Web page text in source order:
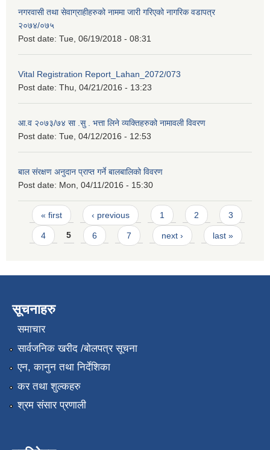
नगरवासी तथा सेवाग्राहीहरुको नाममा जारी गरिएको नागरिक वडापत्र
२०७४/०७५
Post date: Tue, 06/19/2018 - 08:31
Vital Registration Report_Lahan_2072/073
Post date: Thu, 04/21/2016 - 13:23
आ.व २०७३/७४ सा .सु . भत्ता लिने व्यक्तिहरुको नामावली विवरण
Post date: Tue, 04/12/2016 - 12:53
बाल संरक्षण अनुदान प्राप्त गर्ने बालबालिको विवरण
Post date: Mon, 04/11/2016 - 15:30
Pages
« first ‹ previous 1 2 3
4 5 6 7 next › last »
सूचनाहरु
समाचार
सार्वजनिक खरीद /बोलपत्र सूचना
एन, कानुन तथा निर्देशिका
कर तथा शुल्कहरु
श्रम संसार प्रणाली